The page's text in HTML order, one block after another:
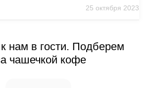
25 октября 2023
нам в гости. Подберем
чашечкой кофе